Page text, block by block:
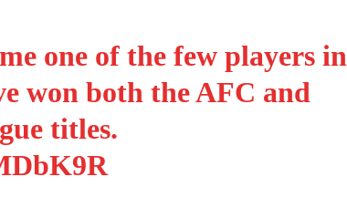
one of the few players in
won both the AFC and
titles.